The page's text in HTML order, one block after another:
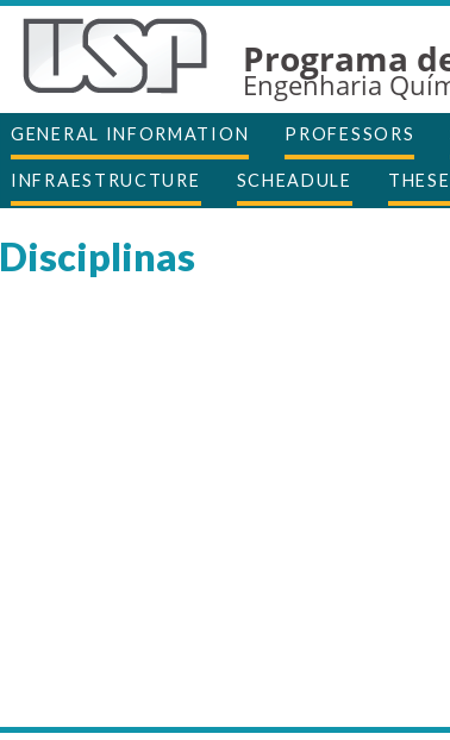
Programa
Engenharia
GENERAL INFORMATION PROFESSORS
INFRAESTRUCTURE SCHEADULE
Disciplinas